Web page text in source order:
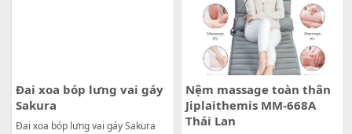
Đai xoa bóp lưng vai gáy
Sakura
Đai xoa bóp lưng vai gáy Sakura
Nệm massage toàn thân
Jiplaithemis MM-668A
Thái Lan